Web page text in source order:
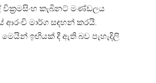
කැබිනට් මණ්ඩලය
මාර්ග සඳහන් කරයි.
ඉඟියක් දී ඇති බව පැහැදිලි